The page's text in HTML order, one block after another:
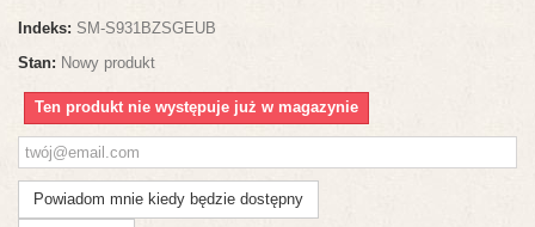
Indeks: SM-S931BZSGEUB
Stan: Nowy produkt
Ten produkt nie występuje już w magazynie
Powiadom mnie kiedy będzie dostępny